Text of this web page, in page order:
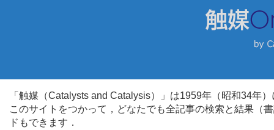
「触媒（Catalysts and Catalysis）」は1959年（昭和34年
このサイトをつかって，どなたでも全記事の検索と結果（
ドもできます．